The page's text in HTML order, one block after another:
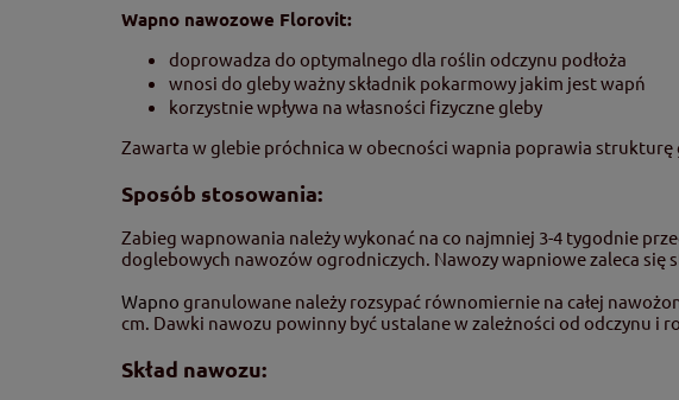
Wapno nawozowe Florovit:
doprowadza do optymalnego dla roślin odczynu podłoża
wnosi do gleby ważny składnik pokarmowy jakim jest wapń
korzystnie wpływa na własności fizyczne gleby
Zawarta w glebie próchnica w obecności wapnia poprawia
Sposób stosowania:
Zabieg wapnowania należy wykonać na co najmniej 3-4 tygodnie
doglebowych nawozów ogrodniczych. Nawozy wapniowe zaleca się
Wapno granulowane należy rozsypać równomiernie na całej
cm. Dawki nawozu powinny być ustalane w zależności od odczynu i
Skład nawozu: